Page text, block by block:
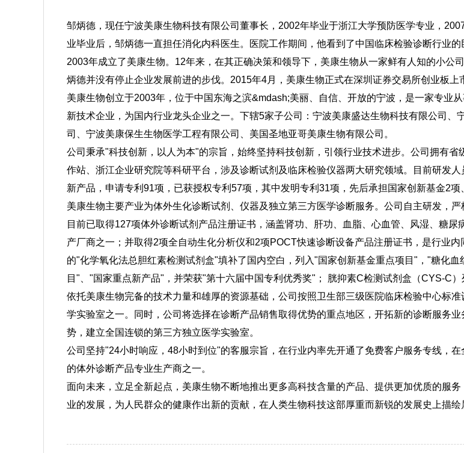
邹炳德，现任宁波美康生物科技有限公司董事长，2002年毕业于浙江大学预防医学专业，
业毕业后，邹炳德一直担任消化内科医生。医院工作期间，他看到了中国临床检验诊断行业
2003年成立了美康生物。12年来，在其正确决策和领导下，美康生物从一家鲜有人知的小公
炳德并没有停止企业发展前进的步伐。2015年4月，美康生物正式在深圳证券交易所创业板上
美康生物创立于2003年，位于中国东海之滨&mdash;美丽、自信、开放的宁波，是一家专业
新技术企业，为国内行业龙头企业之一。下辖5家子公司：宁波美康盛达生物科技有限公司
司、宁波美康保生生物医学工程有限公司、美国圣地亚哥美康生物有限公司。
公司秉承"科技创新，以人为本"的宗旨，始终坚持科技创新，引领行业技术进步。公司拥有
作站、浙江企业研究院等科研平台，涉及诊断试剂及临床检验仪器两大研究领域。目前研发
新产品，申请专利91项，已获授权专利57项，其中发明专利31项，先后承担国家创新基金2
美康生物主要产业为体外生化诊断试剂、仪器及独立第三方医学诊断服务。公司自主研发，
目前已取得127项体外诊断试剂产品注册证书，涵盖肾功、肝功、血脂、心血管、风湿、糖
产厂商之一；并取得2项全自动生化分析仪和2项POCT快速诊断设备产品注册证书，是行业
的"化学氧化法总胆红素检测试剂盒"填补了国内空白，列入"国家创新基金重点项目"，"糖化
目"、"国家重点新产品"，并荣获"第十六届中国专利优秀奖"； 胱抑素C检测试剂盒（CYS-C）
依托美康生物完备的技术力量和雄厚的资源基础，公司按照卫生部三级医院临床检验中心标
学实验室之一。同时，公司将选择在诊断产品销售取得优势的重点地区，开拓新的诊断服务
势，建立全国连锁的第三方独立医学实验室。
公司坚持"24小时响应，48小时到位"的客服宗旨，在行业内率先开通了免费客户服务专线，
的体外诊断产品专业生产商之一。
面向未来，立足全新起点，美康生物不断地推出更多高科技含量的产品、提供更加优质的服
业的发展，为人民群众的健康作出新的贡献，在人类生物科技这部厚重而新锐的发展史上描绘